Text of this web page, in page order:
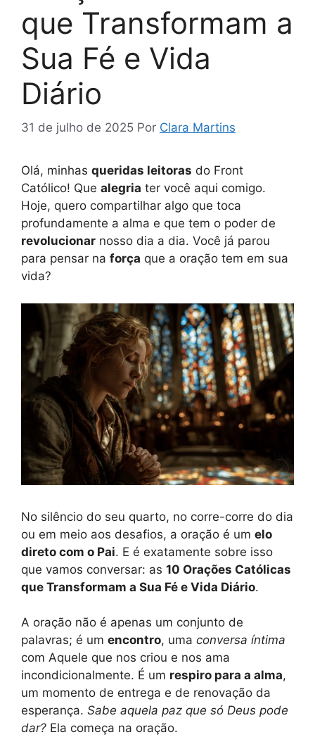
que Transformam a
Sua Fé e Vida
Diário
31 de julho de 2025 Por Clara Martins
Olá, minhas queridas leitoras do Front
Católico! Que alegria ter você aqui comigo.
Hoje, quero compartilhar algo que toca
profundamente a alma e que tem o poder de
revolucionar nosso dia a dia. Você já parou
para pensar na força que a oração tem em sua
vida?
No silêncio do seu quarto, no corre-corre do dia
ou em meio aos desafios, a oração é um elo
direto com o Pai. E é exatamente sobre isso
que vamos conversar: as 10 Orações Católicas
que Transformam a Sua Fé e Vida Diário.
A oração não é apenas um conjunto de
palavras; é um encontro, uma conversa íntima
com Aquele que nos criou e nos ama
incondicionalmente. É um respiro para a alma,
um momento de entrega e de renovação da
esperança. Sabe aquela paz que só Deus pode
dar? Ela começa na oração.